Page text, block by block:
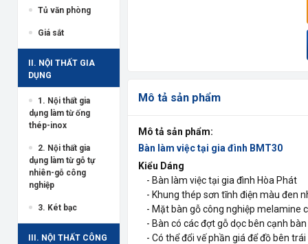
Tủ văn phòng
Giá sắt
II. NỘI THẤT GIA
DỤNG
1. Nội thất gia
dụng làm từ ống
thép-inox
2. Nội thất gia
dụng làm từ gỗ tự
nhiên-gỗ công
nghiệp
3. Két bạc
III. NỘI THẤT CÔNG
Mô tả sản phẩm
Mô tả sản phẩm:
Bàn làm việc tại gia đình BMT30
Kiểu Dáng
- Bàn làm việc tại gia đình Hòa Phát
- Khung thép sơn tĩnh điện màu đen
- Mặt bàn gỗ công nghiệp melamine
- Bàn có các đợt gỗ dọc bên cạnh
- Có thể đổi vế phần giá để đồ bên